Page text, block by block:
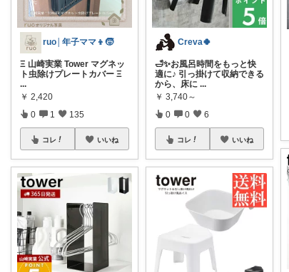
ruo│年子ママ👦🧒
Ξ 山崎実業 Tower マグネッ
ト虫除けプレートカバー Ξ
...
￥ 2,420
0 1 135
コレ いいね
Creva🍀
🛁✨お風呂時間をもっと快
適に♪ 引っ掛けて収納できる
から、床に ...
￥ 3,740～
0 0 6
コレ いいね